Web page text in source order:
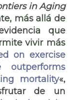
in Aging
más allá de
que
vivir más
on exercise
outperforms
mortality«,
de un